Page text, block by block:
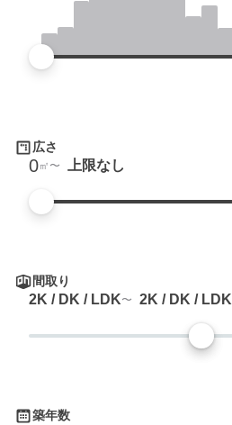
広さ
0㎡ 上限なし
間取り
2K / DK / LDK 2K / DK / LDK
築年数